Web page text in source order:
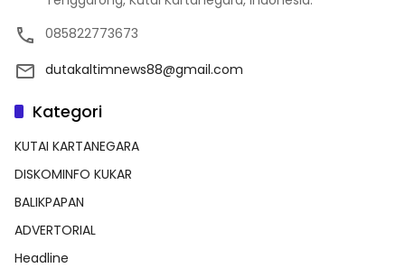
085822773673
dutakaltimnews88@gmail.com
Kategori
KUTAI KARTANEGARA
DISKOMINFO KUKAR
BALIKPAPAN
ADVERTORIAL
Headline